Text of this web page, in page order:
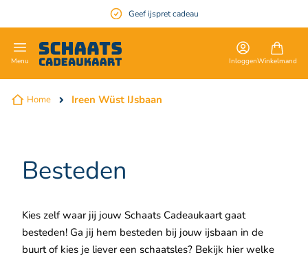
Geef ijspret cadeau
Menu InloggenWinkelmand
Home Ireen Wüst IJsbaan
Besteden
Kies zelf waar jij jouw Schaats Cadeaukaart gaat
besteden! Ga jij hem besteden bij jouw ijsbaan in de
buurt of kies je liever een schaatsles? Bekijk hier welke